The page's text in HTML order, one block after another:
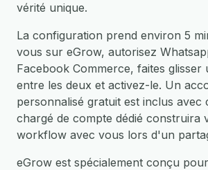
vérité unique.
La configuration prend environ 5
vous sur eGrow, autorisez
Facebook Commerce, faites
entre les deux et activez-le. Un
personnalisé gratuit est inclus avec
chargé de compte dédié construira
workflow avec vous lors d'un
eGrow est spécialement conçu